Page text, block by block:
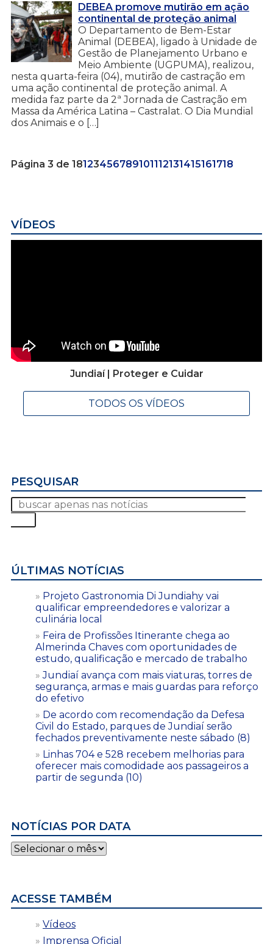
DEBEA promove mutirão em ação
continental de proteção animal
O Departamento de Bem-Estar
Animal (DEBEA), ligado à Unidade de
Gestão de Planejamento Urbano e
Meio Ambiente (UGPUMA), realizou,
nesta quarta-feira (04), mutirão de castração em
uma ação continental de proteção animal. A
medida faz parte da 2ª Jornada de Castração em
Massa da América Latina – Castralat. O Dia Mundial
dos Animais e o […]
Página 3 de 18123456789101112131415161718
VÍDEOS
Jundiaí | Proteger e Cuidar
TODOS OS VÍDEOS
PESQUISAR
ÚLTIMAS NOTÍCIAS
Projeto Gastronomia Di Jundiahy vai
qualificar empreendedores e valorizar a
culinária local
Feira de Profissões Itinerante chega ao
Almerinda Chaves com oportunidades de
estudo, qualificação e mercado de trabalho
Jundiaí avança com mais viaturas, torres de
segurança, armas e mais guardas para reforço
do efetivo
De acordo com recomendação da Defesa
Civil do Estado, parques de Jundiaí serão
fechados preventivamente neste sábado (8)
Linhas 704 e 528 recebem melhorias para
oferecer mais comodidade aos passageiros a
partir de segunda (10)
NOTÍCIAS POR DATA
Notícias
por
ACESSE TAMBÉM
Vídeos
Imprensa Oficial